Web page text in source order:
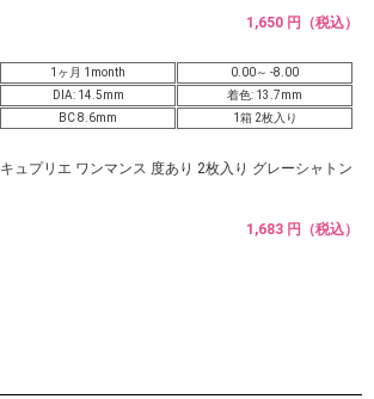
1,650 円（税込）
1ヶ月 1month
0.00～ -8.00
DIA: 14.5mm
着色: 13.7mm
BC 8.6mm
1箱 2枚入り
キュプリエ ワンマンス 度あり 2枚入り グレーシャトン
1,683 円（税込）